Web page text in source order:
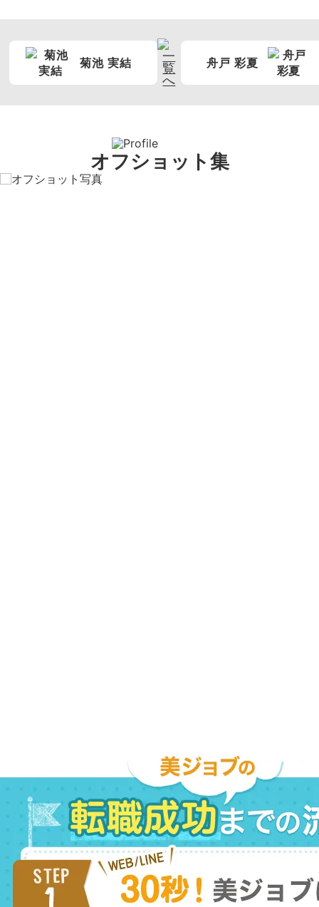
菊池 実結 舟戸 彩夏
オフショット集